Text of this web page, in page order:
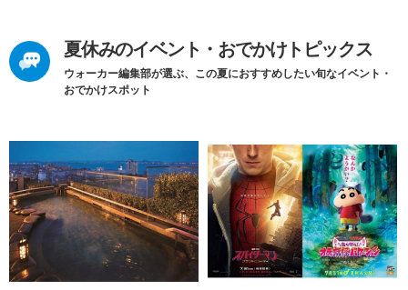
夏休みのイベント・おでかけトピックス
ウォーカー編集部が選ぶ、この夏におすすめしたい旬なイベント・
おでかけスポット